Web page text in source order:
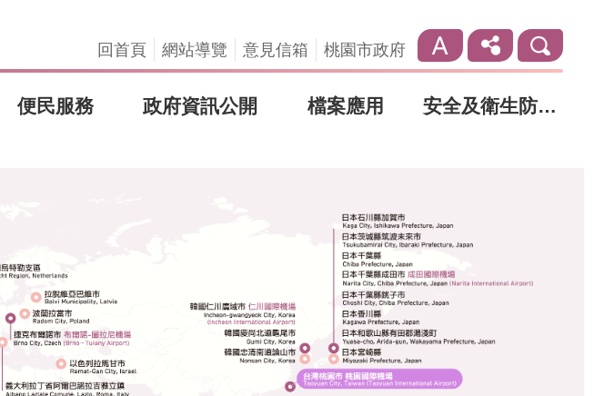
回首頁
網站導覽 意見信箱 桃園市政府
便民服務 政府資訊公開 檔案應用 安全及衛生防護專區